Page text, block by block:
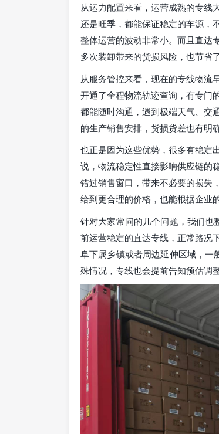
从运力配置来看，运营成熟的专线
还是旺季，都能保证稳定的车源，
整体运营的波动非常小。而且直达
多次装卸带来的货损风险，也节省
从服务管控来看，现在的专线物流
开通了全程物流轨迹查询，有专门
都能随时沟通，遇到极端天气、交
的生产销售安排，货损货差也有明
也正是因为这些优势，很多有稳定
说，物流稳定性直接影响供应链的
错过销售窗口，带来不必要的损失
给到更合理的价格，也能根据企业
针对大家常问的几个问题，我们也
前运营稳定的直达专线，正常路况
阜下属乡镇或者周边延伸区域，
殊情况，专线也会提前告知预估调